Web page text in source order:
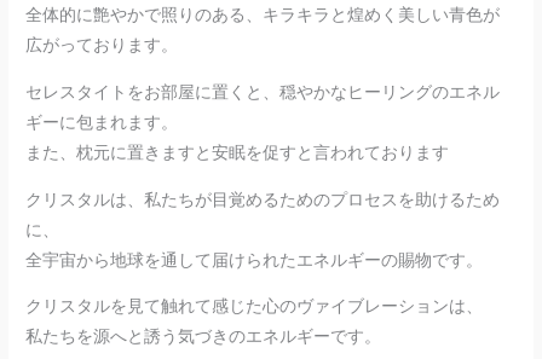
全体的に艶やかで照りのある、キラキラと煌めく美しい青色が
広がっております。
セレスタイトをお部屋に置くと、穏やかなヒーリングのエネル
ギーに包まれます。
また、枕元に置きますと安眠を促すと言われております
クリスタルは、私たちが目覚めるためのプロセスを助けるため
に、
全宇宙から地球を通して届けられたエネルギーの賜物です。
クリスタルを見て触れて感じた心のヴァイブレーションは、
私たちを源へと誘う気づきのエネルギーです。